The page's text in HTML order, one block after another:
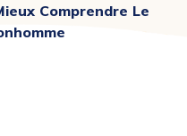
Comprendre Le